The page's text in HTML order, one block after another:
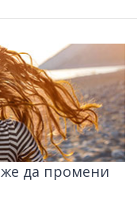
да промени